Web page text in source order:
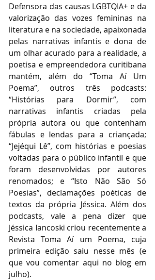
Defensora das causas LGBTQIA+ e da
valorização das vozes femininas na
literatura e na sociedade, apaixonada
pelas narrativas infantis e dona de
um olhar acurado para a realidade, a
poetisa e empreendedora curitibana
mantém, além do “Toma Aí Um
Poema”, outros três podcasts:
“Histórias para Dormir”, com
narrativas infantis criadas pela
própria autora ou que contenham
fábulas e lendas para a criançada;
“Jejéqui Lê”, com histórias e poesias
voltadas para o público infantil e que
foram desenvolvidas por autores
renomados; e “Isto Não São Só
Poesias”, declamações poéticas de
textos da própria Jéssica. Além dos
podcasts, vale a pena dizer que
Jéssica Iancoski criou recentemente a
Revista Toma Aí um Poema, cuja
primeira edição saiu nesse mês (e
que vou comentar aqui no blog em
julho).